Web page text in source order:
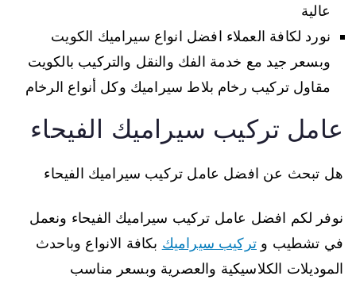
عالية
نورد لكافة العملاء افضل انواع سيراميك الكويت
وبسعر جيد مع خدمة الفك والنقل والتركيب بالكويت
مقاول تركيب رخام بلاط سيراميك وكل أنواع الرخام
عامل تركيب سيراميك الفيحاء
هل تبحث عن افضل عامل تركيب سيراميك الفيحاء
نوفر لكم افضل عامل تركيب سيراميك الفيحاء ونعمل
في تشطيب و تركيب سيراميك بكافة الانواع وباحدث
الموديلات الكلاسيكية والعصرية وبسعر مناسب